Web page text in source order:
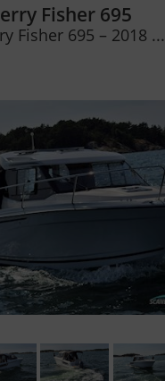
Fisher 695
Fisher 695 – 2018 ...